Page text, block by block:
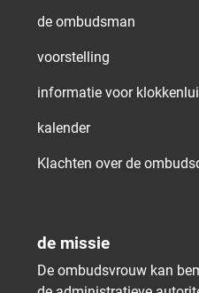
de ombudsman
voorstelling
informatie voor
kalender
Klachten over de
de missie
De ombudsvrouw kan